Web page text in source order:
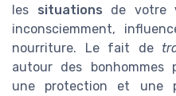
les situations de votre
inconsciemment,
nourriture. Le fait de
autour des bonhommes
une protection et une